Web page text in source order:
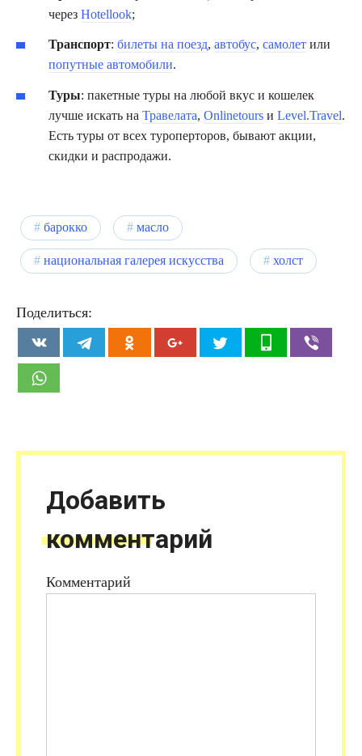
через Hotellook;
Транспорт: билеты на поезд, автобус, самолет или
попутные автомобили.
Туры: пакетные туры на любой вкус и кошелек
лучше искать на Травелата, Onlinetours и Level.Travel.
Есть туры от всех туроперторов, бывают акции,
скидки и распродажи.
барокко масло
национальная галерея искусства холст
Поделиться:
Добавить
комментарий
Комментарий